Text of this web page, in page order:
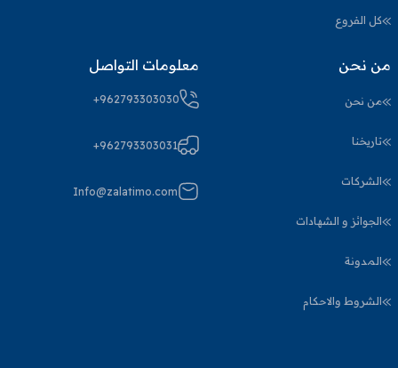
كل الفروع
من نحن
من نحن
تاريخنا
الشركات
الجوائز و الشهادات
المدونة
الشروط والاحكام
معلومات التواصل
+962793303030
+962793303031
Info@zalatimo.com